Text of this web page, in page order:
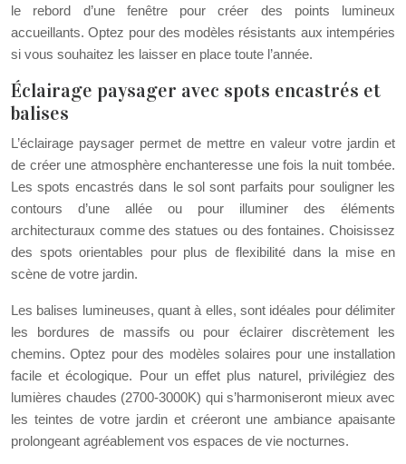
le rebord d’une fenêtre pour créer des points lumineux
accueillants. Optez pour des modèles résistants aux intempéries
si vous souhaitez les laisser en place toute l’année.
Éclairage paysager avec spots encastrés et
balises
L’éclairage paysager permet de mettre en valeur votre jardin et
de créer une atmosphère enchanteresse une fois la nuit tombée.
Les spots encastrés dans le sol sont parfaits pour souligner les
contours d’une allée ou pour illuminer des éléments
architecturaux comme des statues ou des fontaines. Choisissez
des spots orientables pour plus de flexibilité dans la mise en
scène de votre jardin.
Les balises lumineuses, quant à elles, sont idéales pour délimiter
les bordures de massifs ou pour éclairer discrètement les
chemins. Optez pour des modèles solaires pour une installation
facile et écologique. Pour un effet plus naturel, privilégiez des
lumières chaudes (2700-3000K) qui s’harmoniseront mieux avec
les teintes de votre jardin et créeront une ambiance apaisante
prolongeant agréablement vos espaces de vie nocturnes.